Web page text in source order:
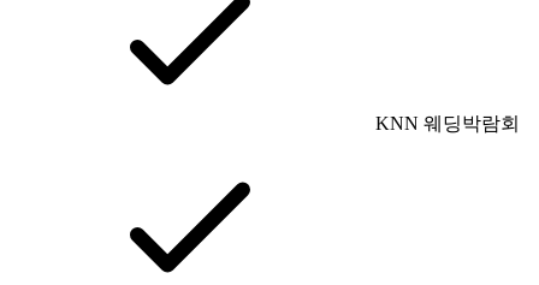
KNN 웨딩박람회